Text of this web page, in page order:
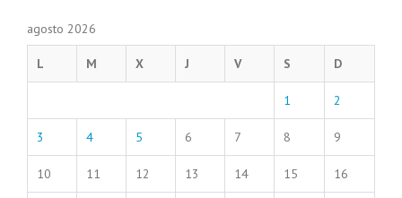
agosto 2026
L M X J V S D
1 2
3 4 5 6 7 8 9
10 11 12 13 14 15 16